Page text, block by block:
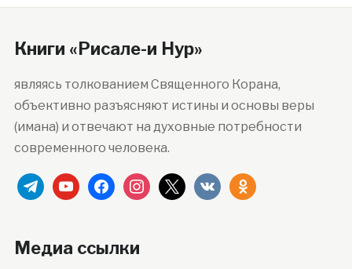
Книги «Рисале-и Нур»
являясь толкованием Священного Корана,
объективно разъясняют истины и основы веры
(имана) и отвечают на духовные потребности
современного человека.
telegramyoutubefacebookinstagram
x vkontakteodnoklassniki
Медиа ссылки